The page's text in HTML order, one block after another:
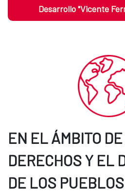
Desarrollo "Vicente
EN EL ÁMBITO
DERECHOS Y EL
DE LOS